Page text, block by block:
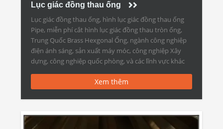
Lục giác đồng thau ống
Lục giác đồng thau ống, hình lục giác đồng thau ống
Pipe, miễn phí cắt hình lục giác đồng thau tròn ống,
Trung Quốc Brass Hexgonal Ống, ngành công nghiệp
điện ánh sáng, sản xuất máy móc, công nghiệp Xây
dựng, công nghiệp quốc phòng, và các lĩnh vực khác
Xem thêm